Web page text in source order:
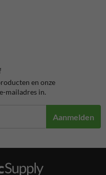
en onze
mailadres in.
Aanmelden